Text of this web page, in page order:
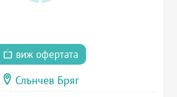
виж офертата
Слънчев Бряг